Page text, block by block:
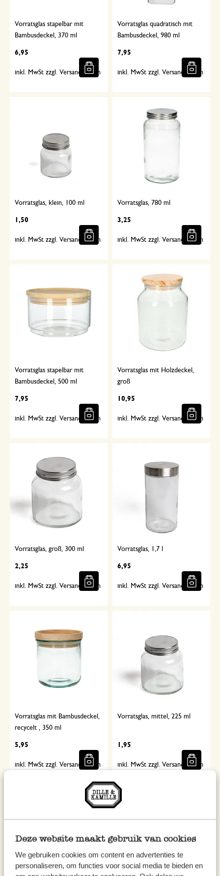
Deze website maakt gebruik van cookies
We gebruiken cookies om content en advertenties te
personaliseren, om functies voor social media te bieden en
Vorratsglas stapelbar mit
Bambusdeckel, 370 ml
6,95
inkl. MwSt zzgl. Versandkosten
Vorratsglas quadratisch mit
Bambusdeckel, 980 ml
7,95
inkl. MwSt zzgl. Versandkosten
Vorratsglas, klein, 100 ml
1,50
inkl. MwSt zzgl. Versandkosten
Vorratsglas, 780 ml
3,25
inkl. MwSt zzgl. Versandkosten
Vorratsglas stapelbar mit
Bambusdeckel, 500 ml
7,95
inkl. MwSt zzgl. Versandkosten
Vorratsglas mit Holzdeckel,
groß
10,95
inkl. MwSt zzgl. Versandkosten
Vorratsglas, groß, 300 ml
2,25
inkl. MwSt zzgl. Versandkosten
Vorratsglas, 1,7 l
6,95
inkl. MwSt zzgl. Versandkosten
Vorratsglas mit Bambusdeckel,
recycelt , 350 ml
5,95
inkl. MwSt zzgl. Versandkosten
Vorratsglas, mittel, 225 ml
1,95
inkl. MwSt zzgl. Versandkosten